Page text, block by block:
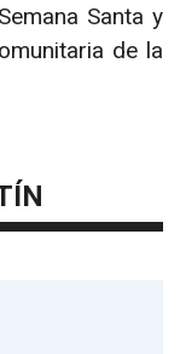
Santa y
de la